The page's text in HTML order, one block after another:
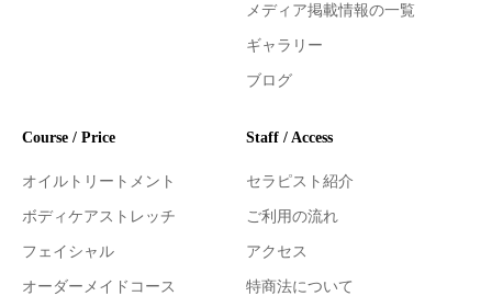
メディア掲載情報の一覧
ギャラリー
ブログ
Course / Price
オイルトリートメント
ボディケアストレッチ
フェイシャル
オーダーメイドコース
Staff / Access
セラピスト紹介
ご利用の流れ
アクセス
特商法について